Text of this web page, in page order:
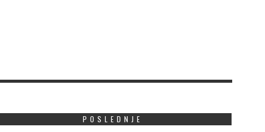
POSLEDNJE